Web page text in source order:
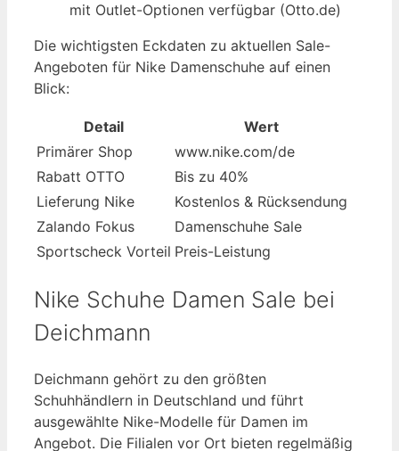
mit Outlet-Optionen verfügbar (Otto.de)
Die wichtigsten Eckdaten zu aktuellen Sale-
Angeboten für Nike Damenschuhe auf einen
Blick:
Detail
Wert
Primärer Shop
www.nike.com/de
Rabatt OTTO
Bis zu 40%
Lieferung Nike
Kostenlos & Rücksendung
Zalando Fokus
Damenschuhe Sale
Sportscheck Vorteil Preis-Leistung
Nike Schuhe Damen Sale bei
Deichmann
Deichmann gehört zu den größten
Schuhhändlern in Deutschland und führt
ausgewählte Nike-Modelle für Damen im
Angebot. Die Filialen vor Ort bieten regelmäßig